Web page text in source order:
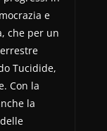
e
che per un
Tucidide,
Con la
la